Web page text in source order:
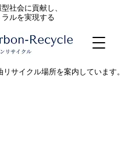
サイクル場所を案内しています。
社会に貢献し、
ルを実現する